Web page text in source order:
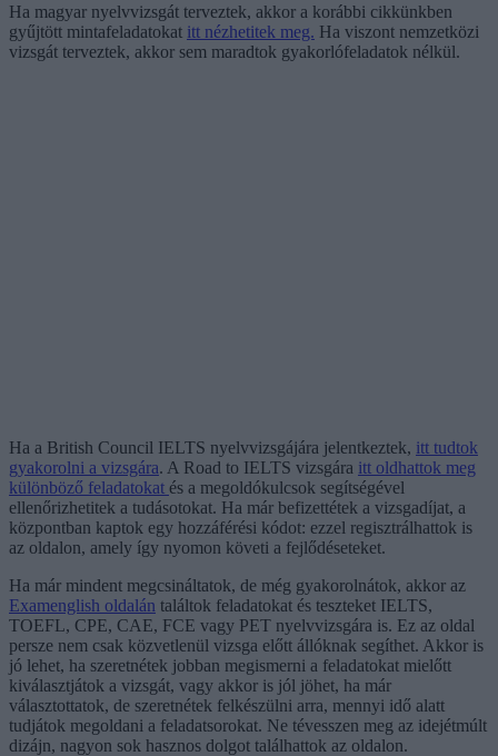
Ha magyar nyelvvizsgát terveztek, akkor a korábbi cikkünkben
gyűjtött mintafeladatokat itt nézhetitek meg. Ha viszont nemzetközi
vizsgát terveztek, akkor sem maradtok gyakorlófeladatok nélkül.
Ha a British Council IELTS nyelvvizsgájára jelentkeztek, itt tudtok
gyakorolni a vizsgára. A Road to IELTS vizsgára itt oldhattok meg
különböző feladatokat és a megoldókulcsok segítségével
ellenőrizhetitek a tudásotokat. Ha már befizettétek a vizsgadíjat, a
központban kaptok egy hozzáférési kódot: ezzel regisztrálhattok is
az oldalon, amely így nyomon követi a fejlődéseteket.
Ha már mindent megcsináltatok, de még gyakorolnátok, akkor az
Examenglish oldalán találtok feladatokat és teszteket IELTS,
TOEFL, CPE, CAE, FCE vagy PET nyelvvizsgára is. Ez az oldal
persze nem csak közvetlenül vizsga előtt állóknak segíthet. Akkor is
jó lehet, ha szeretnétek jobban megismerni a feladatokat mielőtt
kiválasztjátok a vizsgát, vagy akkor is jól jöhet, ha már
választottatok, de szeretnétek felkészülni arra, mennyi idő alatt
tudjátok megoldani a feladatsorokat. Ne tévesszen meg az idejétmúlt
dizájn, nagyon sok hasznos dolgot találhattok az oldalon.